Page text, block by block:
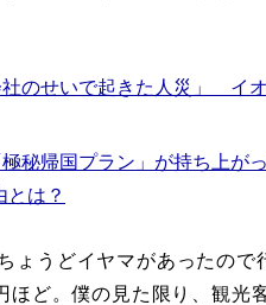
社のせいで起きた人災」 イ
極秘帰国プラン」が持ち上
とは？
ょうどイヤマがあったので
ほど。僕の見た限り、観光